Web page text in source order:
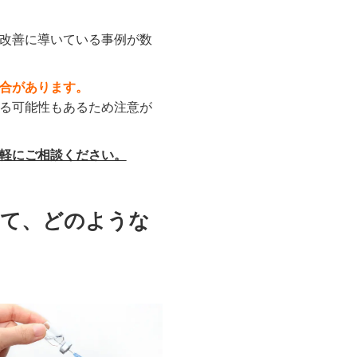
善に導いている事例が数
があります。
可能性もあるため注意が
にご相談ください。
、どのような